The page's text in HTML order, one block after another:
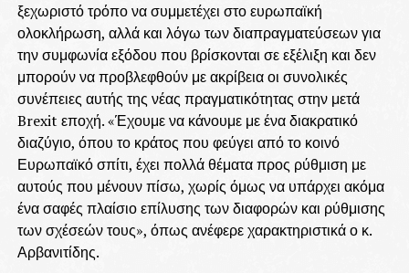
ξεχωριστό τρόπο να συμμετέχει στο ευρωπαϊκή
ολοκλήρωση, αλλά και λόγω των διαπραγματεύσεων για
την συμφωνία εξόδου που βρίσκονται σε εξέλιξη και δεν
μπορούν να προβλεφθούν με ακρίβεια οι συνολικές
συνέπειες αυτής της νέας πραγματικότητας στην μετά
Brexit εποχή. «Έχουμε να κάνουμε με ένα διακρατικό
διαζύγιο, όπου το κράτος που φεύγει από το κοινό
Ευρωπαϊκό σπίτι, έχει πολλά θέματα προς ρύθμιση με
αυτούς που μένουν πίσω, χωρίς όμως να υπάρχει ακόμα
ένα σαφές πλαίσιο επίλυσης των διαφορών και ρύθμισης
των σχέσεών τους», όπως ανέφερε χαρακτηριστικά ο κ.
Αρβανιτίδης.